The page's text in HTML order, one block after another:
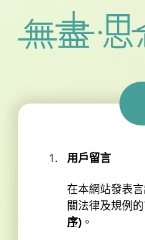
用戶留言
在本網站發表
關法律及規例
序) 。